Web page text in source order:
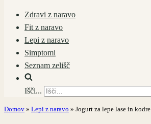
Zdravi z naravo
Fit z naravo
Lepi z naravo
Simptomi
Seznam zelišč
Išči...
Domov » Lepi z naravo » Jogurt za lepe lase in kodre